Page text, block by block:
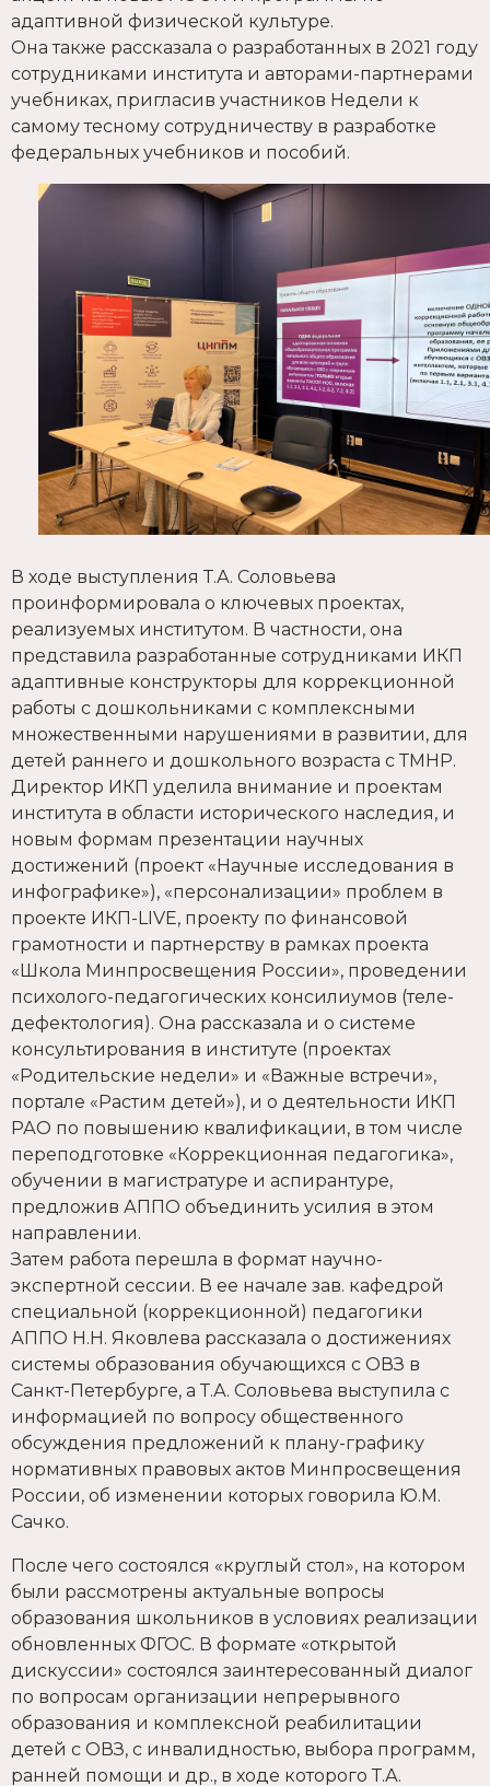
адаптивной физической культуре.
Она также рассказала о разработанных в 2021 году
сотрудниками института и авторами-партнерами
учебниках, пригласив участников Недели к
самому тесному сотрудничеству в разработке
федеральных учебников и пособий.
В ходе выступления Т.А. Соловьева
проинформировала о ключевых проектах,
реализуемых институтом. В частности, она
представила разработанные сотрудниками ИКП
адаптивные конструкторы для коррекционной
работы с дошкольниками с комплексными
множественными нарушениями в развитии, для
детей раннего и дошкольного возраста с ТМНР.
Директор ИКП уделила внимание и проектам
института в области исторического наследия, и
новым формам презентации научных
достижений (проект «Научные исследования в
инфографике»), «персонализации» проблем в
проекте ИКП-LIVE, проекту по финансовой
грамотности и партнерству в рамках проекта
«Школа Минпросвещения России», проведении
психолого-педагогических консилиумов (теле-
дефектология). Она рассказала и о системе
консультирования в институте (проектах
«Родительские недели» и «Важные встречи»,
портале «Растим детей»), и о деятельности ИКП
РАО по повышению квалификации, в том числе
переподготовке «Коррекционная педагогика»,
обучении в магистратуре и аспирантуре,
предложив АППО объединить усилия в этом
направлении.
Затем работа перешла в формат научно-
экспертной сессии. В ее начале зав. кафедрой
специальной (коррекционной) педагогики
АППО Н.Н. Яковлева рассказала о достижениях
системы образования обучающихся с ОВЗ в
Санкт-Петербурге, а Т.А. Соловьева выступила с
информацией по вопросу общественного
обсуждения предложений к плану-графику
нормативных правовых актов Минпросвещения
России, об изменении которых говорила Ю.М.
Сачко.
После чего состоялся «круглый стол», на котором
были рассмотрены актуальные вопросы
образования школьников в условиях реализации
обновленных ФГОС. В формате «открытой
дискуссии» состоялся заинтересованный диалог
по вопросам организации непрерывного
образования и комплексной реабилитации
детей с ОВЗ, с инвалидностью, выбора программ,
ранней помощи и др., в ходе которого Т.А.